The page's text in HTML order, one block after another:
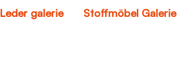
Leder galerie Stoffmöbel Galerie